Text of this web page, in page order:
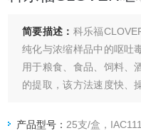
简要描述： 科乐福
纯化与浓缩样品中的呕吐
用于粮食、食品、饲料、
的提取，该方法速度快、
适用于以下标准：
产品型号： 25支/盒，IAC111